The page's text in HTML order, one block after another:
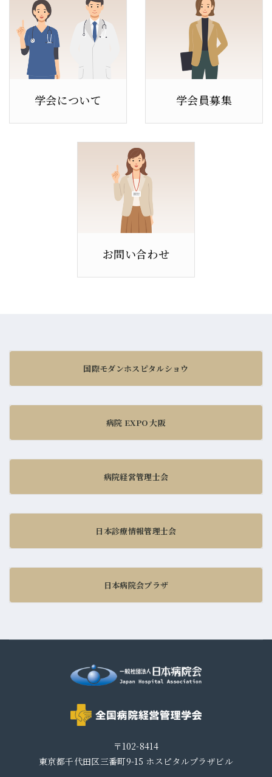
学会について 学会員募集
お問い合わせ
国際モダンホスピタルショウ
病院 EXPO 大阪
病院経営管理士会
日本診療情報管理士会
日本病院会プラザ
〒102-8414
東京都千代田区三番町9-15 ホスピタルプラザビル